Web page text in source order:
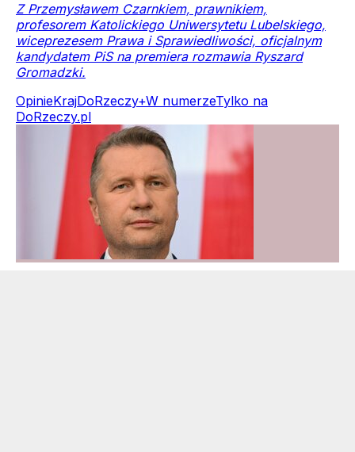
Z Przemysławem Czarnkiem, prawnikiem,
profesorem Katolickiego Uniwersytetu Lubelskiego,
wiceprezesem Prawa i Sprawiedliwości, oficjalnym
kandydatem PiS na premiera rozmawia Ryszard
Gromadzki.
OpinieKrajDoRzeczy+W numerzeTylko na
DoRzeczy.pl